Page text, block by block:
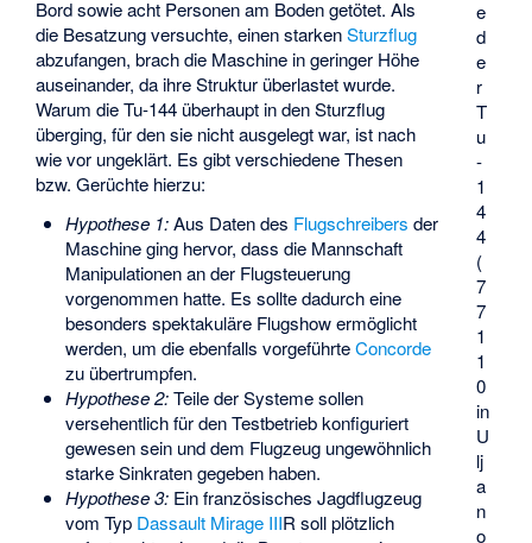
e
d
e
r
T
u
-
1
4
4
(
7
7
1
1
0
in
U
lj
a
n
o
Bord sowie acht Personen am Boden getötet. Als
die Besatzung versuchte, einen starkenSturzflug
abzufangen, brach die Maschine in geringer Höhe
auseinander, da ihre Struktur überlastet wurde.
Warum die Tu-144 überhaupt in den Sturzflug
überging, für den sie nicht ausgelegt war, ist nach
wie vor ungeklärt. Es gibt verschiedene Thesen
bzw. Gerüchte hierzu:
Hypothese 1:Aus Daten des Flugschreibers der
Maschine ging hervor, dass die Mannschaft
Manipulationen an der Flugsteuerung
vorgenommen hatte. Es sollte dadurch eine
besonders spektakuläre Flugshow ermöglicht
werden, um die ebenfalls vorgeführteConcorde
zu übertrumpfen.
Hypothese 2:Teile der Systeme sollen
versehentlich für den Testbetrieb konfiguriert
gewesen sein und dem Flugzeug ungewöhnlich
starke Sinkraten gegeben haben.
Hypothese 3:Ein französisches Jagdflugzeug
vom Typ Dassault Mirage IIIR soll plötzlich